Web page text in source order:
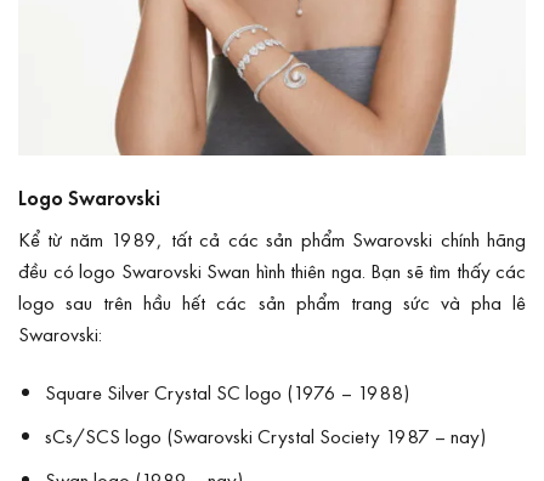
Logo Swarovski
Kể từ năm 1989, tất cả các sản phẩm Swarovski chính hãng
đều có logo Swarovski Swan hình thiên nga. Bạn sẽ tìm thấy các
logo sau trên hầu hết các sản phẩm trang sức và pha lê
Swarovski:
Square Silver Crystal SC logo (1976 – 1988)
sCs/SCS logo (Swarovski Crystal Society 1987 – nay)